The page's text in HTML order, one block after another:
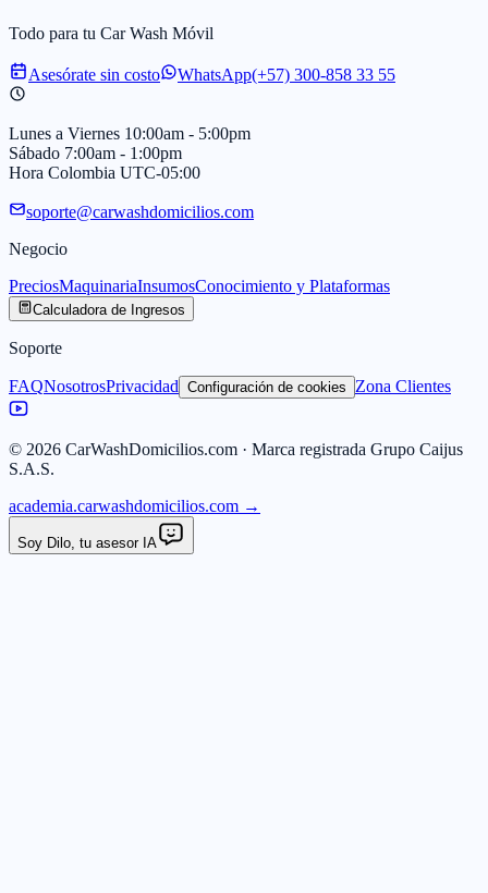
Todo para tu Car Wash Móvil
Asesórate sin costo WhatsApp(+57) 300-858 33 55
Lunes a Viernes 10:00am - 5:00pm
Sábado 7:00am - 1:00pm
Hora Colombia UTC-05:00
soporte@carwashdomicilios.com
Negocio
PreciosMaquinariaInsumosConocimiento y Plataformas
Calculadora de Ingresos
Soporte
FAQNosotrosPrivacidad Configuración de cookies Zona Clientes
© 2026 CarWashDomicilios.com · Marca registrada Grupo Caijus
S.A.S.
academia.carwashdomicilios.com →
Soy Dilo, tu asesor IA